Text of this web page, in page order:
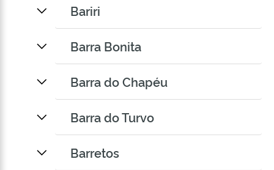
Bariri
Barra Bonita
Barra do Chapéu
Barra do Turvo
Barretos